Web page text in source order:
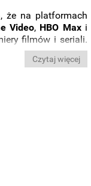
że na platformach
Video, HBO Maxi
filmów i seriali.
w najbliższych
Czytaj więcej